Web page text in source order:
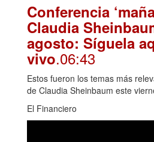
Conferencia
Claudia
agosto: Síguela
vivo.06:43
Estos fueron los temas más
de Claudia Sheinbaum este
El Financiero